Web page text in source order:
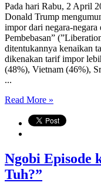
Pada hari Rabu, 2 April
Donald Trump
impor dari negara-
Pembebasan”
ditentukannya kenaikan
dikenakan tarif impor
(48%), Vietnam (46%),
...
Read More »
Ngobi Episode
Tuh?”